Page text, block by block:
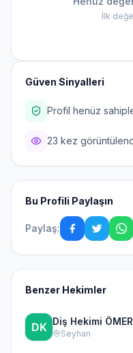
İlk
Güven Sinyalleri
Profil henüz
23 kez
Bu Profili Paylaşın
Paylaş:
Benzer Hekimler
Diş Hekimi
Seyhan